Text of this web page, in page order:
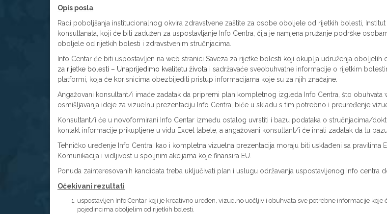
Opis posla
Radi poboljšanja institucionalnog okvira zdravstvene zaštite za osobe oboljele od rijetkih bolesti,
konsultanata, koji će biti zadužen za uspostavljanje Info Centra, čija je namjena pružanje podrške
oboljele od rijetkih bolesti i zdravstvenim stručnjacima.
Info Centar će biti uspostavljen na web stranici Saveza za rijetke bolesti koji okuplja udruženja
za rijetke bolesti – Unaprijedimo kvalitetu života i sadržavaće sveobuhvatne informacije o rijetkim
platformi, koja će korisnicima obezbijediti pristup informacijama koje su za njih značajne.
Angažovani konsultant/i imaće zadatak da pripremi plan kompletnog izgleda Info Centra, što
osmišljavanja ideje za vizuelnu prezentaciju Info Centra, biće u skladu s tim potrebno i preuređenje
Konsultant/i će u novoformirani Info Centar između ostalog uvrstiti i bazu podataka o stručnjacima/
kontakt informacije prikupljene u vidu Excel tabele, a angažovani konsultant/i će imati zadatak da tu
Tehničko uređenje Info Centra, kao i kompletna vizuelna prezentacija moraju biti usklađeni sa
Komunikacija i vidljivost u spoljnim akcijama koje finansira EU.
Ponuda zainteresovanih kandidata treba uključivati plan i uslugu održavanja uspostavljenog Info centra
Očekivani rezultati
uspostavljen Info Centar koji je kreativno uređen, vizuelno uočljiv i obuhvata sve potrebne informacije
pojedincima oboljelim od rijetkih bolesti.